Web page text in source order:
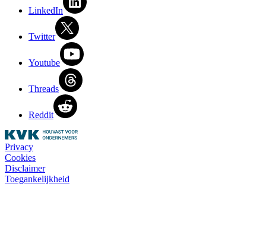
LinkedIn
Twitter
Youtube
Threads
Reddit
Privacy
Cookies
Disclaimer
Toegankelijkheid